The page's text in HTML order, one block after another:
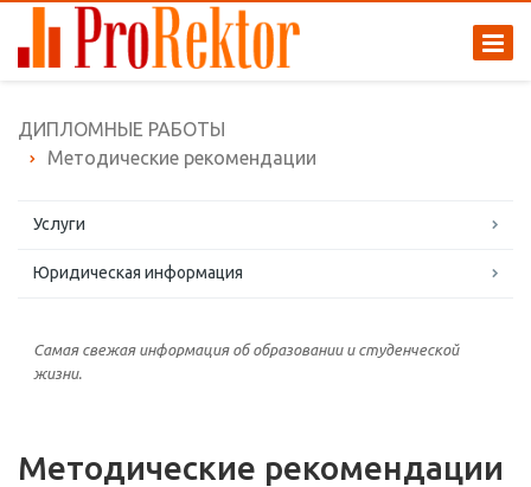
ДИПЛОМНЫЕ РАБОТЫ
Методические рекомендации
Услуги
Юридическая информация
Самая свежая информация об образовании и студенческой
жизни.
Методические рекомендации